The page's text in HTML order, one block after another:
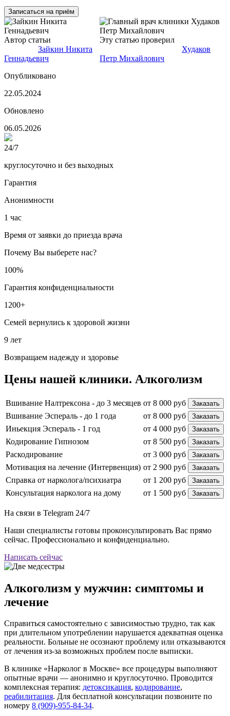
Записаться на приём
Автор статьи
Зайкин Никита
Геннадьевич
Эту статью проверил
Худаков
Петр Михайлович
Опубликовано
22.05.2024
Обновлено
06.05.2026
24/7
круглосуточно и без выходных
Гарантия
Анонимности
1 час
Время от заявки до приезда врача
Почему Вы выберете нас?
100%
Гарантия конфиденциальности
1200+
Семей вернулись к здоровой жизни
9 лет
Возвращаем надежду и здоровье
Цены нашей клиники. Алкоголизм
Вшивание Налтрексона - до 3 месяцев от 8 000 руб Заказать
Вшивание Эспераль - до 1 года от 8 000 руб Заказать
Иньекция Эспераль - 1 год от 4 000 руб Заказать
Кодирование Гипнозом от 8 500 руб Заказать
Раскодирование от 3 000 руб Заказать
Мотивация на лечение (Интервенция) от 2 900 руб Заказать
Справка от нарколога/психиатра от 1 200 руб Заказать
Консультация нарколога на дому от 1 500 руб Заказать
На связи в Telegram 24/7
Наши специалисты готовы проконсультировать Вас прямо
сейчас. Профессионально и конфиденциально.
Написать сейчас
Алкоголизм у мужчин: симптомы и
лечение
Справиться самостоятельно с зависимостью трудно, так как
при длительном употреблении нарушается адекватная оценка
реальности. Больные не осознают проблему или отказываются
от лечения из-за возможных проблем после выписки.
В клинике «Нарколог в Москве» все процедуры выполняют
опытные врачи — анонимно и круглосуточно. Проводится
комплексная терапия: детоксикация, кодирование,
реабилитация. Для бесплатной консультации позвоните по
номеру 8 (909)-955-84-34.